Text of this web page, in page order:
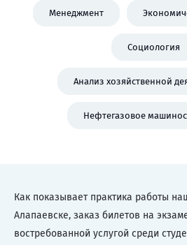
Менеджмент
Социология
Анализ хозяйственной
Нефтегазовое
Как показывает практика работы
Алапаевске, заказ билетов на
востребованной услугой среди